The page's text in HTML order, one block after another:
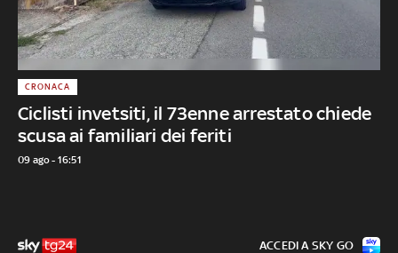
Ciclisti invetsiti, il 73enne arrestato chiede
scusa ai familiari dei feriti
CRONACA
09 ago - 16:51
ACCEDI A SKY GO